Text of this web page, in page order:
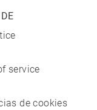
service
de cookies